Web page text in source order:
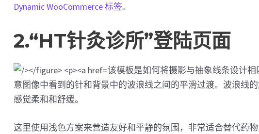
Dynamic WooCommerce 标签。
2.“HT针灸诊所”登陆页面
该模板是如何将摄影与抽象线条设计
意图像中看到的针和背景中的波浪线之间的平滑过渡。波浪线
感觉柔和和舒缓。
这里使用浅色方案来营造友好和平静的氛围，非常适合替代药物